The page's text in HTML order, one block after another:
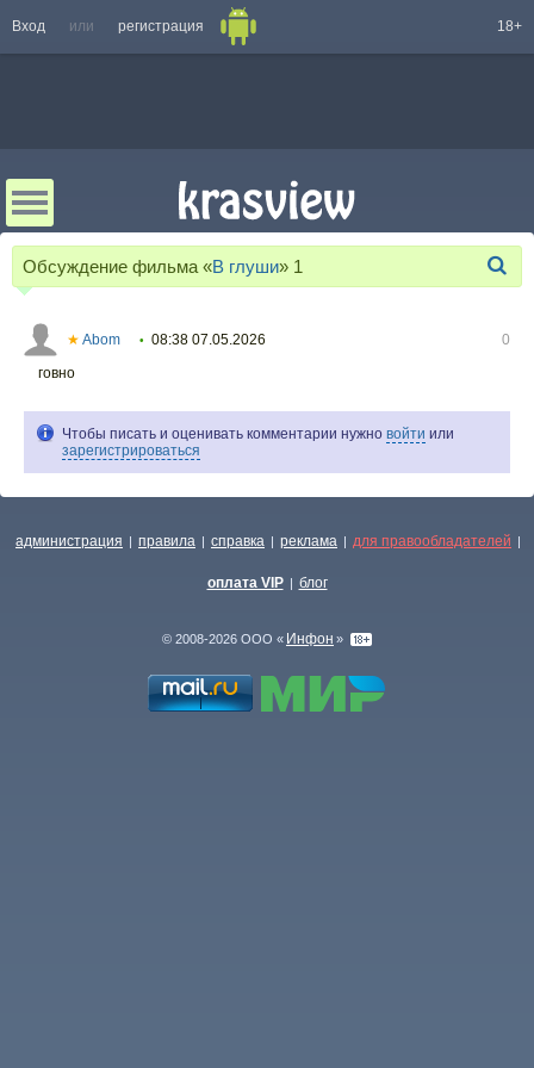
Вход или регистрация 18+
Обсуждение фильма «В глуши» 1
★ Abom • 08:38 07.05.2026
0
говно
Чтобы писать и оценивать комментарии нужно войти или
зарегистрироваться
администрация | правила | справка | реклама | для правообладателей |
оплата VIP | блог
© 2008-2026 ООО « Инфон »